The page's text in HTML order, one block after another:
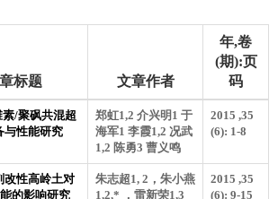
标题 文章作者
年,卷
(期):页
码
/聚砜共混超
与性能研究
郑虹1,2 介兴明1 于
海军1 李霞1,2 况武
1,2 陈勇3 曹义鸣
2015 ,35
(6): 1-8
改性高岭土对
的影响研究
朱志超1, 2，朱小燕
1,2,* ，雷新荣1,3
2015 ,35
(6): 9-15